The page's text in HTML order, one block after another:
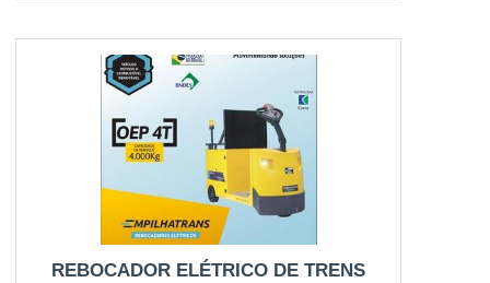
REBOCADOR ELÉTRICO DE TRENS